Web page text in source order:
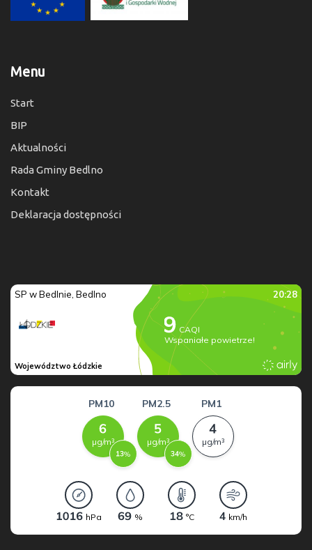
Menu
Start
BIP
Aktualności
Rada Gminy Bedlno
Kontakt
Deklaracja dostępności